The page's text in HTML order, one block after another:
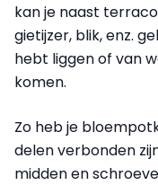
kan je naast
gietijzer, blik, enz.
hebt liggen of van
komen.
Zo heb je
delen verbonden
midden en